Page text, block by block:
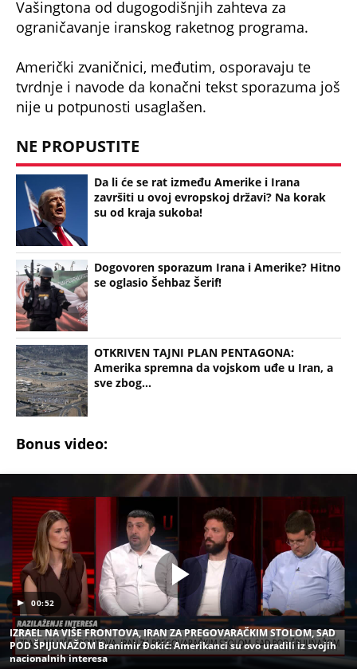
Vašingtona od dugogodišnjih zahteva za
ograničavanje iranskog raketnog programa.
Američki zvaničnici, međutim, osporavaju te
tvrdnje i navode da konačni tekst sporazuma još
nije u potpunosti usaglašen.
NE PROPUSTITE
Da li će se rat između Amerike i Irana
završiti u ovoj evropskoj državi? Na korak
su od kraja sukoba!
Dogovoren sporazum Irana i Amerike? Hitno
se oglasio Šehbaz Šerif!
OTKRIVEN TAJNI PLAN PENTAGONA:
Amerika spremna da vojskom uđe u Iran, a
sve zbog...
Bonus video:
00:52
IZRAEL NA VIŠE FRONTOVA, IRAN ZA PREGOVARAČKIM STOLOM, SAD
POD ŠPIJUNAŽOM Branimir Đokić: Amerikanci su ovo uradili iz svojih
nacionalnih interesa